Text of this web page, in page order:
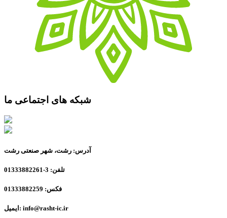
شبکه های اجتماعی ما
آدرس: رشت، شهر صنعتی رشت
تلفن: 3-01333882261
فکس: 01333882259
ایمیل: info@rasht-ic.ir